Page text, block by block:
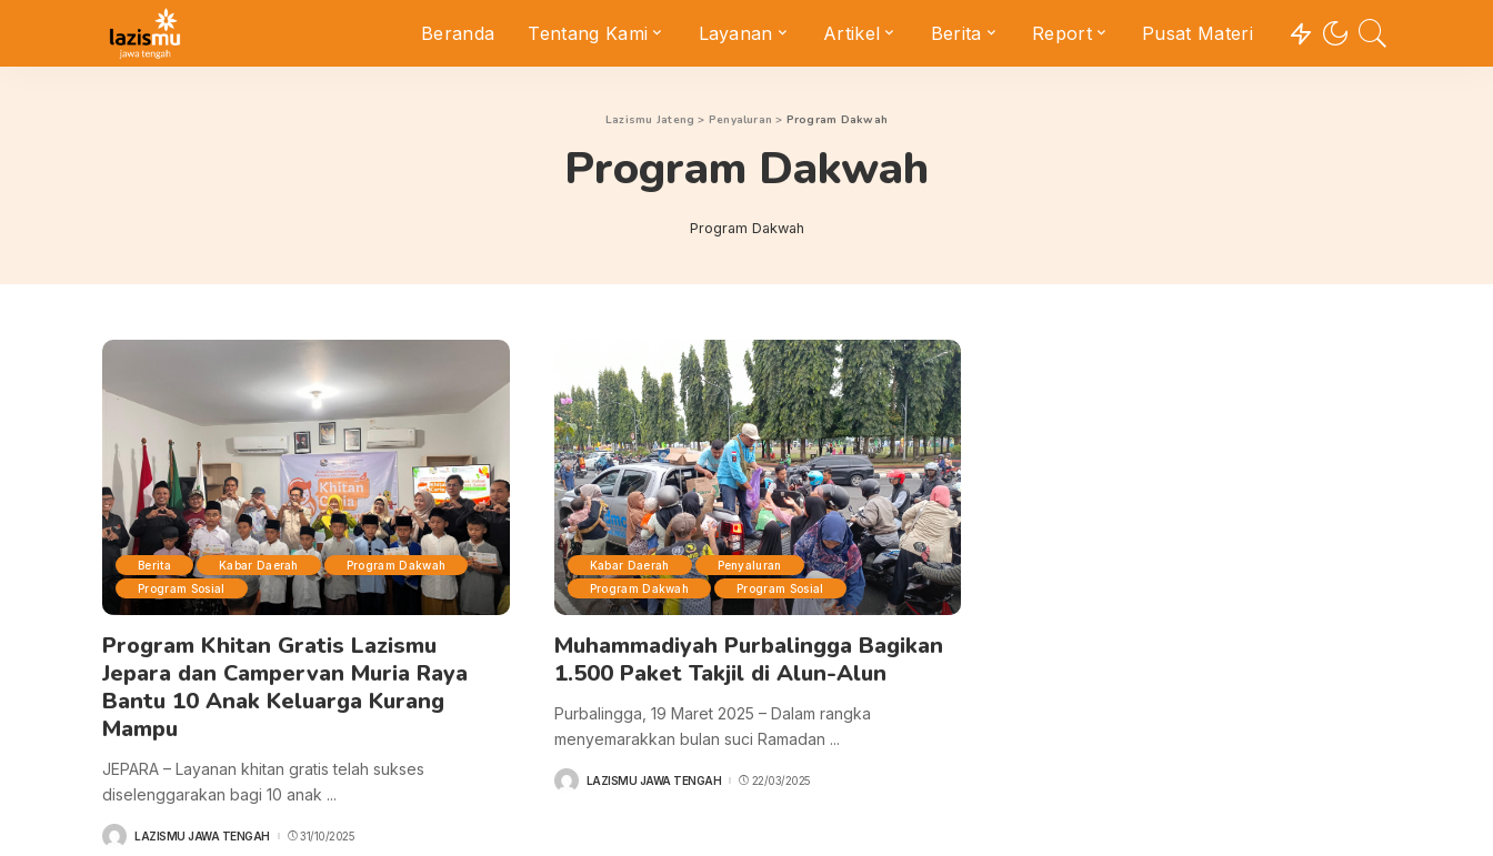
Beranda Tentang Kami Layanan Artikel Berita Report Pusat Materi
Lazismu Jateng > Penyaluran > Program Dakwah
Program Dakwah
Program Dakwah
Berita Kabar Daerah
Program Dakwah
Program Sosial
Program Khitan Gratis Lazismu
Jepara dan Campervan Muria Raya
Bantu 10 Anak Keluarga Kurang
Mampu
JEPARA – Layanan khitan gratis telah sukses
diselenggarakan bagi 10 anak ...
POSTEDLAZISMU JAWA TENGAH 31/10/2025
Kabar Daerah
Penyaluran
Program Dakwah
Program Sosial
Muhammadiyah Purbalingga Bagikan
1.500 Paket Takjil di Alun-Alun
Purbalingga, 19 Maret 2025 – Dalam rangka
menyemarakkan bulan suci Ramadan ...
POSTEDLAZISMU JAWA TENGAH 22/03/2025